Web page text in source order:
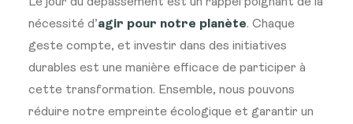
nécessité d’agir pour notre planète. Chaque
geste compte, et investir dans des initiatives
durables est une manière efficace de participer à
cette transformation. Ensemble, nous pouvons
réduire notre empreinte écologique et garantir un